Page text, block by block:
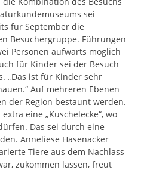
sei
für September die
Besuchergruppe. Führungen
Personen aufwärts möglich
für Kinder sei der Besuch
„Das ist für Kinder sehr
Auf mehreren Ebenen
der Region bestaunt werden.
eine „Kuschelecke“, wo
Das sei durch eine
Anneliese Hasenäcker
Tiere aus dem Nachlass
zukommen lassen, freut